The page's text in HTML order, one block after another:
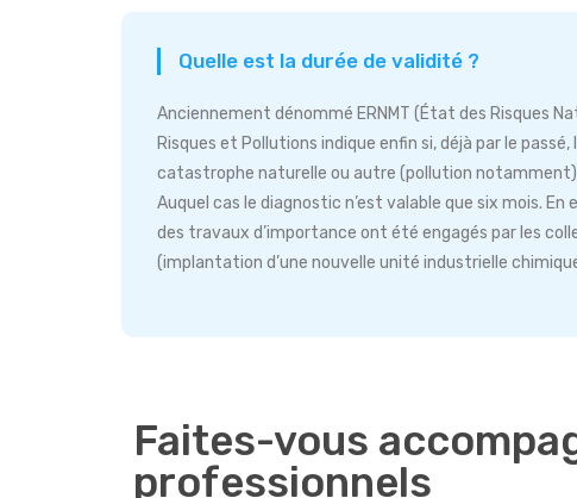
Quelle est la durée de validité ?
Anciennement dénommé ERNMT (État des Risques
Risques et Pollutions indique enfin si, déjà par le
catastrophe naturelle ou autre (pollution
Auquel cas le diagnostic n’est valable que six mois.
des travaux d’importance ont été engagés par les
(implantation d’une nouvelle unité industrielle
Faites-vous
professionnels